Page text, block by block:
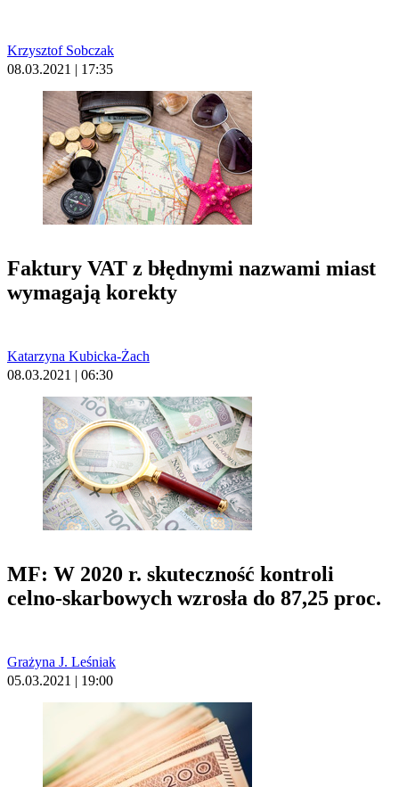
Krzysztof Sobczak
08.03.2021 | 17:35
Faktury VAT z błędnymi nazwami miast
wymagają korekty
Katarzyna Kubicka-Żach
08.03.2021 | 06:30
MF: W 2020 r. skuteczność kontroli
celno-skarbowych wzrosła do 87,25 proc.
Grażyna J. Leśniak
05.03.2021 | 19:00